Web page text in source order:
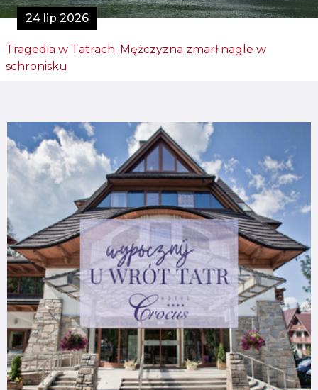
24 lip 2026
Tragedia w Tatrach. Mężczyzna zmarł nagle w
schronisku